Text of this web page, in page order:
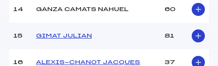
Ouvreurs D :
Température arrivée :
14 GANZA CAMATS NAHUEL 60
15 GIMAT JULIAN 81
16 ALEXIS-CHANOT JACQUES 37